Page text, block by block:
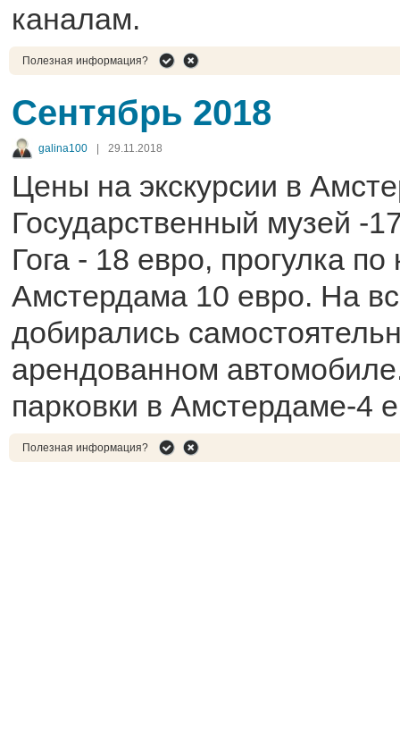
каналам.
Полезная информация?
Сентябрь 2018
galina100 | 29.11.2018
Цены на экскурсии в
Государственный музей -
Гога - 18 евро, прогулка
Амстердама 10 евро. На
добирались
арендованном
парковки в Амстердаме-4
Полезная информация?